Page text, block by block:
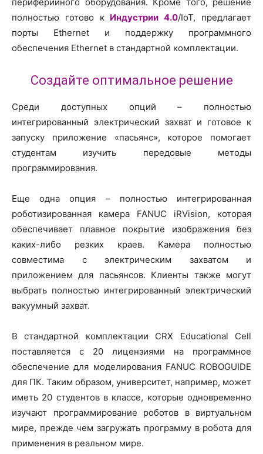
полностью готово к Индустрии 4.0/IoT, предлагает
порты Ethernet и поддержку программного
обеспечения Ethernet в стандартной комплектации.
Создайте оптимальное решение
Среди доступных опций – полностью
интегрированный электрический захват и готовое к
запуску приложение «пасьянс», которое помогает
студентам изучить передовые методы
программирования.
Еще одна опция – полностью интегрированная
роботизированная камера FANUC iRVision, которая
обеспечивает плавное покрытие изображения без
каких-либо резких краев. Камера полностью
совместима с электрическим захватом и
приложением для пасьянсов. Клиенты также могут
выбрать полностью интегрированный электрический
вакуумный захват.
В стандартной комплектации CRX Educational Cell
поставляется с 20 лицензиями на программное
обеспечение для моделирования FANUC ROBOGUIDE
для ПК. Таким образом, университет, например, может
иметь 20 студентов в классе, которые одновременно
изучают программирование роботов в виртуальном
мире, прежде чем загружать программу в робота для
применения в реальном мире.